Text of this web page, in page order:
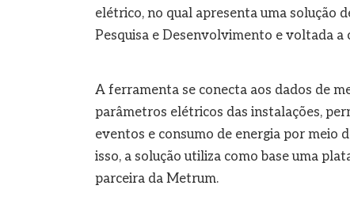
elétrico, no qual apresenta uma solução
Pesquisa e Desenvolvimento e voltada a
A ferramenta se conecta aos dados de
parâmetros elétricos das instalações,
eventos e consumo de energia por meio
isso, a solução utiliza como base uma
parceira da Metrum.